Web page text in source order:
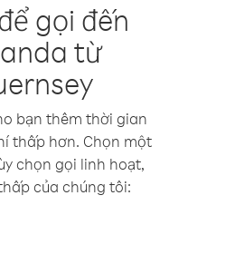
gọi đến
từ
bạn thêm thời gian
thấp hơn. Chọn một
chọn gọi linh hoạt,
của chúng tôi: